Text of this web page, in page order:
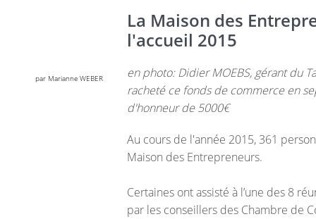
La Maison des
l'accueil 2015
en photo: Didier MOEBS, gérant du
racheté ce fonds de commerce en
d'honneur de 5000€
Au cours de l'année 2015, 361
Maison des Entrepreneurs.
Certaines ont assisté à l’une des 8
par les conseillers des Chambre de
par Marianne WEBER